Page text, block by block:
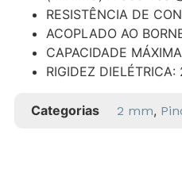
RESISTÊNCIA DE
ACOPLADO AO
CAPACIDADE
RIGIDEZ
Categorias 2 mm,